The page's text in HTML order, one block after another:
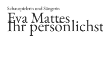
Schauspielerin und Sängerin
Eva Mattes
Ihr